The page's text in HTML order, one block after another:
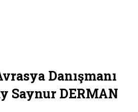
Danışmanı
Saynur DERMAN